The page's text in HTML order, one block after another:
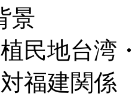
景
湾・台
関係